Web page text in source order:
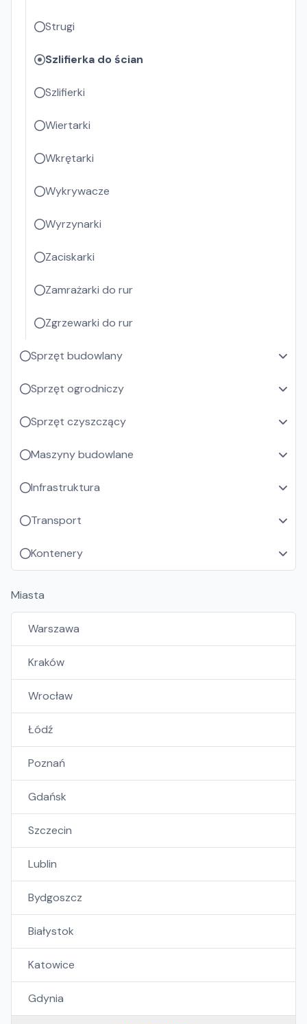
Strugi
Szlifierka do ścian
Szlifierki
Wiertarki
Wkrętarki
Wykrywacze
Wyrzynarki
Zaciskarki
Zamrażarki do rur
Zgrzewarki do rur
Sprzęt budowlany
Sprzęt ogrodniczy
Sprzęt czyszczący
Maszyny budowlane
Infrastruktura
Transport
Kontenery
Miasta
Warszawa
Kraków
Wrocław
Łódź
Poznań
Gdańsk
Szczecin
Lublin
Bydgoszcz
Białystok
Katowice
Gdynia